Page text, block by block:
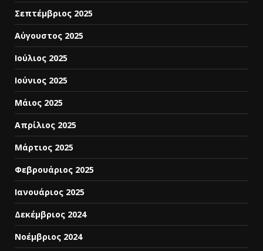
Σεπτέμβριος 2025
Αύγουστος 2025
Ιούλιος 2025
Ιούνιος 2025
Μάιος 2025
Απρίλιος 2025
Μάρτιος 2025
Φεβρουάριος 2025
Ιανουάριος 2025
Δεκέμβριος 2024
Νοέμβριος 2024